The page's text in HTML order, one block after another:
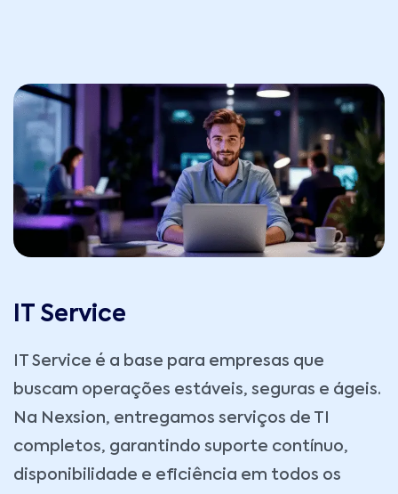
IT Service
IT Service é a base para empresas que
buscam operações estáveis, seguras e ágeis.
Na Nexsion, entregamos serviços de TI
completos, garantindo suporte contínuo,
disponibilidade e eficiência em todos os